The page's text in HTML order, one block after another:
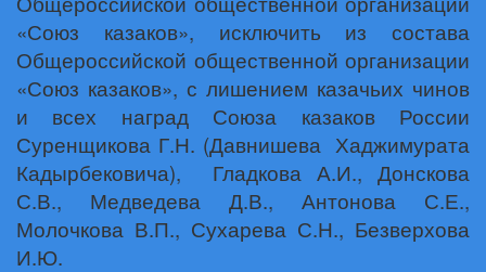
«Союз казаков», исключить из состава
Общероссийской общественной организации
«Союз казаков», с лишением казачьих чинов
и всех наград Союза казаков России
Суренщикова Г.Н. (Давнишева Хаджимурата
Кадырбековича),
Гладкова А.И., Донскова
С.В., Медведева Д.В., Антонова С.Е.,
Молочкова В.П., Сухарева С.Н., Безверхова
И.Ю.